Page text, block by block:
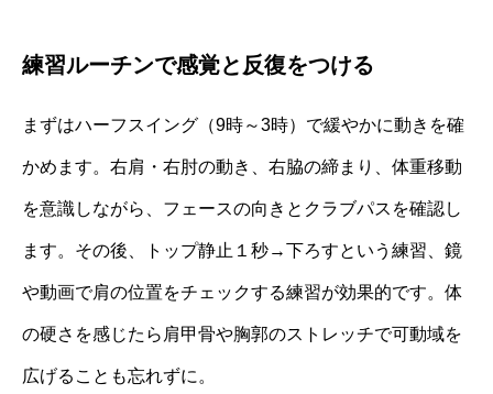
練習ルーチンで感覚と反復をつける
まずはハーフスイング（9時～3時）で緩やかに動きを確
かめます。右肩・右肘の動き、右脇の締まり、体重移動
を意識しながら、フェースの向きとクラブパスを確認し
ます。その後、トップ静止１秒→下ろすという練習、鏡
や動画で肩の位置をチェックする練習が効果的です。体
の硬さを感じたら肩甲骨や胸郭のストレッチで可動域を
広げることも忘れずに。